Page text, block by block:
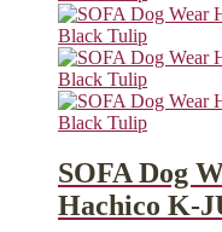
SOFA Dog
Hachico K-